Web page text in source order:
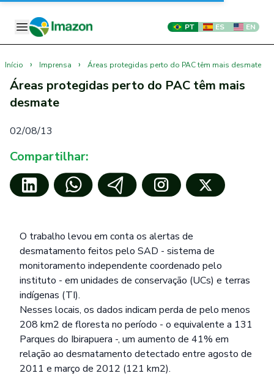
PT ES EN
Início › Imprensa › Áreas protegidas perto do PAC têm mais desmate
Áreas protegidas perto do PAC têm mais
desmate
02/08/13
Compartilhar:
O trabalho levou em conta os alertas de
desmatamento feitos pelo SAD - sistema de
monitoramento independente coordenado pelo
instituto - em unidades de conservação (UCs) e terras
indígenas (TI).
Nesses locais, os dados indicam perda de pelo menos
208 km2 de floresta no período - o equivalente a 131
Parques do Ibirapuera -, um aumento de 41% em
relação ao desmatamento detectado entre agosto de
2011 e março de 2012 (121 km2).